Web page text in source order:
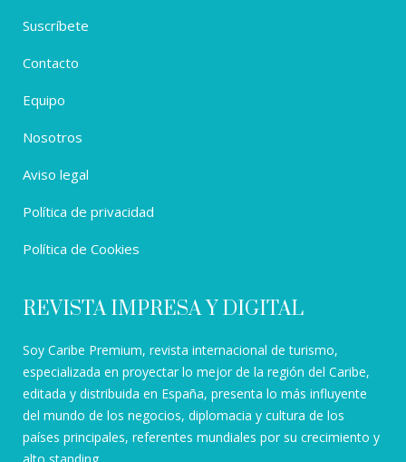
Suscríbete
Contacto
Equipo
Nosotros
Aviso legal
Política de privacidad
Política de Cookies
REVISTA IMPRESA Y DIGITAL
Soy Caribe Premium, revista internacional de turismo,
especializada en proyectar lo mejor de la región del Caribe,
editada y distribuida en España, presenta lo más influyente
del mundo de los negocios, diplomacia y cultura de los
países principales, referentes mundiales por su crecimiento y